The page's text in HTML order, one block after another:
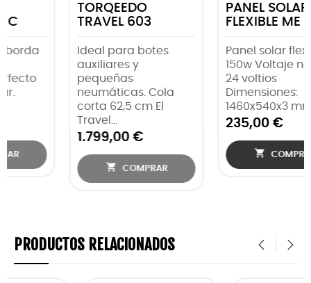
PANEL SOLAR
FLEXIBLE ME 150 W
Panel solar flexible
150w Voltaje nominal:
24 voltios
Dimensiones:
1460x540x3 mm...
235,00 €
COMPRAR
TORQEEDO
TRAVEL 903
Novedad 2023.
Perfecto para tu
auxiliar. Cola corta o
larga 2,5Cv - Batería
1.999,00 €
 COMPRAR
PRODUCTOS RELACIONADOS